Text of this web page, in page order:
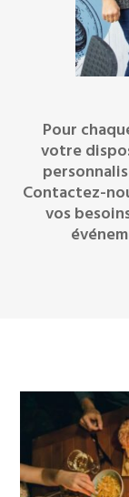
Pour
votre
Contactez-
vos